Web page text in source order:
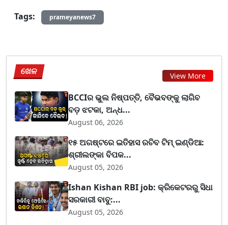
Tags:
prameyanews7
ଖେଳ View More
BCCIର ଭୁଲ ନିଷ୍ପତ୍ତି, ବୈଭବଙ୍କୁ ଲାଗିବ
ବଡ଼ ଝଟକା, ଅନ୍ଧ...
August 06, 2026
୧୫ ଅଗଷ୍ଟରେ ଇତିହାସ ରଚିବ ଟିମ୍ ଇଣ୍ଡିଆ:
ଶ୍ରୀଲଙ୍କା ବିପକ...
August 05, 2026
Ishan Kishan RBI job: କ୍ରିକେଟରରୁ ସିଧା
ସରକାରୀ ବାବୁ:...
August 05, 2026